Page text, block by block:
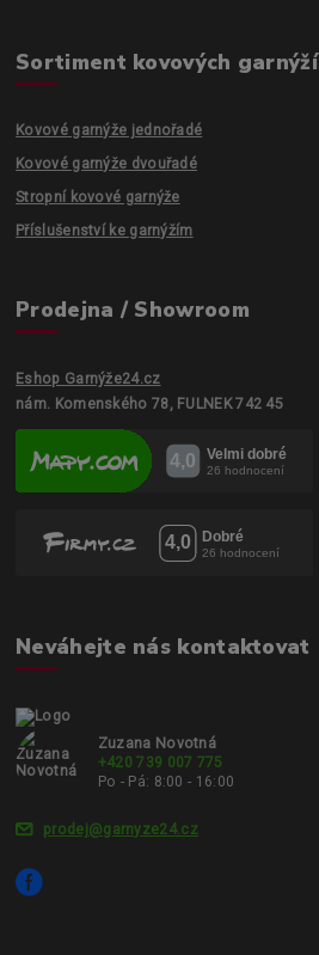
Sortiment kovových garnýží
Kovové garnýže jednořadé
Kovové garnýže dvouřadé
Stropní kovové garnýže
Příslušenství ke garnýžím
Prodejna / Showroom
Eshop Garnýže24.cz
nám. Komenského 78, FULNEK 742 45
Neváhejte nás kontaktovat
Zuzana Novotná
+420 739 007 775
Po - Pá: 8:00 - 16:00
prodej@garnyze24.cz